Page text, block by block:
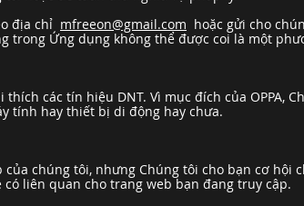
địa chỉ mfreeon@gmail.com hoặc gửi cho
trong Ứng dụng không thể được coi là một
các tín hiệu DNT. Vì mục đích của OPPA,
tính hay thiết bị di động hay chưa.
chúng tôi, nhưng Chúng tôi cho bạn cơ hội
liên quan cho trang web bạn đang truy cập.